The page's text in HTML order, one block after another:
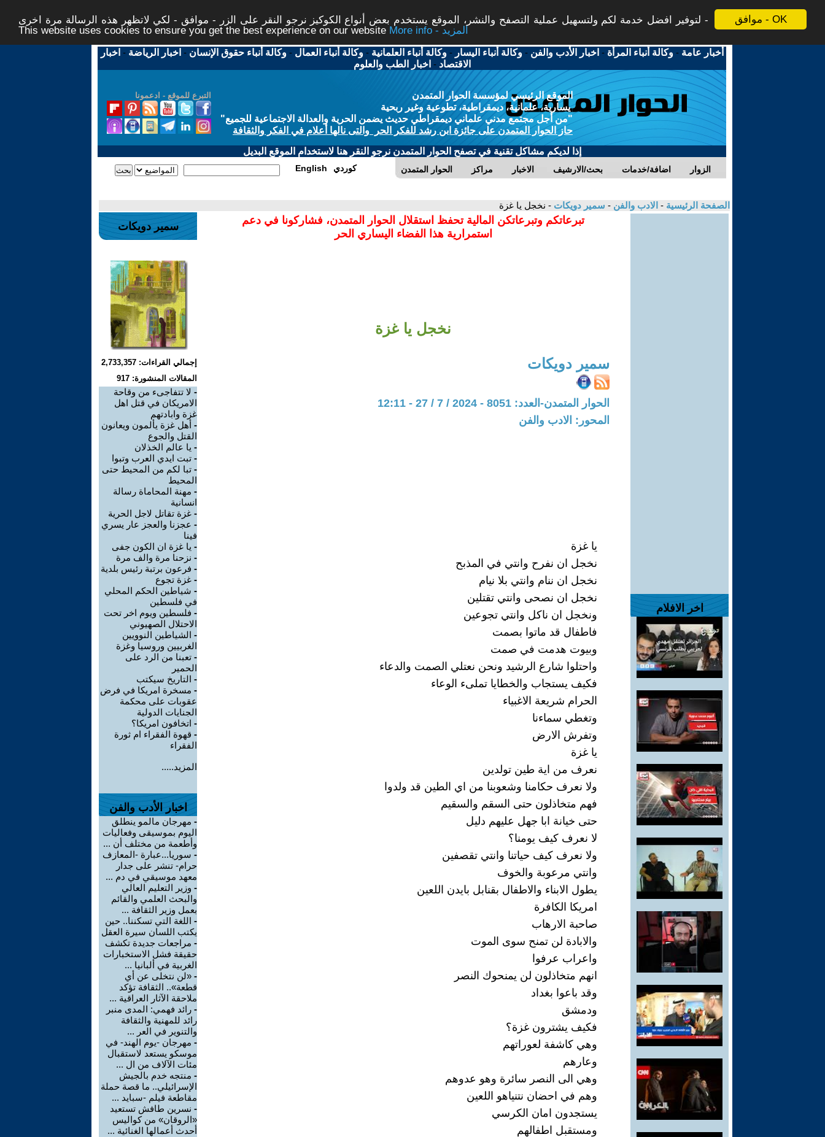
موافق - OK
لتوفير افضل خدمة لكم ولتسهيل عملية التصفح والنشر، الموقع يستخدم بعض أنواع الكوكيز نرجو النقر على الزر - موافق - لكي لاتظهر هذه الرسالة مرة اخرى -
This website uses cookies to ensure you get the best experience on our website
More info - المزيد
أخبار عامة -وكالة أنباء المرأة - اخبار الأدب والفن -وكالة أنباء اليسار -وكالة أنباء العلمانية -وكالة أنباء العمال -وكالة أنباء حقوق الإنسان - اخبار الرياضة - اخبار
الاقتصاد - اخبار الطب والعلوم
التبرع للموقع - ادعمونا
الموقع الرئيسي لمؤسسة الحوار المتمدن
يسارية، علمانية، ديمقراطية، تطوعية وغير ربحية
"من أجل مجتمع مدني علماني ديمقراطي حديث يضمن الحرية والعدالة الاجتماعية للجميع"
حاز الحوار المتمدن على جائزة ابن رشد للفكر الحر والتى نالها أعلام في الفكر والثقافة
إذا لديكم مشاكل تقنية في تصفح الحوار المتمدن نرجو النقر هنا لاستخدام الموقع البديل
الحوار المتمدن مراكز الاخبار بحث/الارشيف اضافة/خدمات الزوار English كوردي
الصفحة الرئيسية - الادب والفن - سمير دويكات - نخجل يا غزة
اخر الافلام
تبرعاتكم وتبرعاتكن المالية تحفظ استقلال الحوار المتمدن، فشاركونا في دعم
استمرارية هذا الفضاء اليساري الحر
نخجل يا غزة
سمير دويكات
الحوار المتمدن-العدد: 8051 - 2024 / 7 / 27 - 12:11
المحور: الادب والفن
يا غزة
نخجل ان نفرح وانتي في المذبح
نخجل ان ننام وانتي بلا نيام
نخجل ان نصحى وانتي تقتلين
ونخجل ان ناكل وانتي تجوعين
فاطفال قد ماتوا بصمت
وبيوت هدمت في صمت
واحتلوا شارع الرشيد ونحن نعتلي الصمت والدعاء
فكيف يستجاب والخطايا تملىء الوعاء
الحرام شريعة الاغبياء
وتغطي سماءنا
وتفرش الارض
يا غزة
نعرف من اية طين تولدين
ولا نعرف حكامنا وشعوبنا من اي الطين قد ولدوا
فهم متخاذلون حتى السقم والسقيم
حتى خيانة ابا جهل عليهم دليل
لا نعرف كيف يومنا؟
ولا نعرف كيف حياتنا وانتي تقصفين
وانتي مرعوبة والخوف
يطول الابناء والاطفال بقنابل بايدن اللعين
امريكا الكافرة
صاحبة الارهاب
والابادة لن تمنح سوى الموت
واعراب عرفوا
انهم متخاذلون لن يمنحوك النصر
وقد باعوا بغداد
ودمشق
فكيف يشترون غزة؟
وهي كاشفة لعوراتهم
وعارهم
وهي الى النصر سائرة وهو عدوهم
وهم في احضان نتنياهو اللعين
يستجدون امان الكرسي
ومستقبل اطفالهم
سمير دويكات
إجمالي القراءات: 2,733,357
المقالات المنشورة: 917
- لا تتفاجىء من وقاحة
الامريكان في قتل اهل
غزة وابادتهم
- أهل غزة يألمون ويعانون
القتل والجوع
- يا عالم الخذلان
- تبت ايدي العرب وتبوا
- تبا لكم من المحيط حتى
المحيط
- مهنة المحاماة رسالة
انسانية
- غزة تقاتل لاجل الحرية
- عجزنا والعجز عار يسري
فينا
- يا غزة ان الكون جفى
- نزحنا مرة والف مرة
- فرعون برتبة رئيس بلدية
- غزة تجوع
- شياطين الحكم المحلي
في فلسطين
- فلسطين ويوم اخر تحت
الاحتلال الصهيوني
- الشياطين النوويين
الغربيين وروسيا وغزة
- تعبنا من الرد على
الحمير
- التاريخ سيكتب
- مسخرة امريكا في فرض
عقوبات على محكمة
الجنايات الدولية
- اتخافون امريكا؟
- قهوة الفقراء ام ثورة
الفقراء
المزيد.....
اخبار الأدب والفن
- مهرجان مالمو ينطلق
اليوم بموسيقى وفعاليات
وأطعمة من مختلف أن ...
- سوريا...عبارة -المعازف
حرام- تنشر على جدار
معهد موسيقي في دم ...
- وزير التعليم العالي
والبحث العلمي والقائم
بعمل وزير الثقافة ...
- اللغة التي تسكننا.. حين
يكتب اللسان سيرة العقل
- مراجعات جديدة تكشف
حقيقة فشل الاستخبارات
الغربية في ألبانيا ...
- «لن نتخلى عن أي
قطعة».. الثقافة تؤكد
ملاحقة الآثار العراقية ...
- رائد فهمي: المدى منبر
رائد للمهنية والثقافة
والتنوير في العر ...
- مهرجان -يوم الهند- في
موسكو يستعد لاستقبال
مئات الآلاف من ال ...
- منتجه خدم بالجيش
الإسرائيلي.. ما قصة حملة
مقاطعة فيلم -سبايد ...
- نسرين طافش تستعيد
«الروقان» من كواليس
أحدث أعمالها الغنائية ...